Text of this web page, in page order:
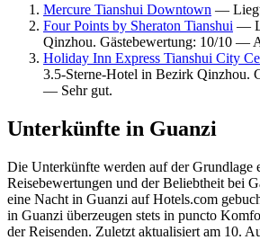
Mercure Tianshui Downtown —
Four Points by Sheraton Tianshui —
Qinzhou. Gästebewertung: 10/10 —
Holiday Inn Express Tianshui City
3.5-Sterne-Hotel in Bezirk Qinzhou.
— Sehr gut.
Unterkünfte in Guanzi
Die Unterkünfte werden auf der Grundlage
Reisebewertungen und der Beliebtheit bei
eine Nacht in Guanzi auf Hotels.com
in Guanzi überzeugen stets in puncto
der Reisenden. Zuletzt aktualisiert am 10.